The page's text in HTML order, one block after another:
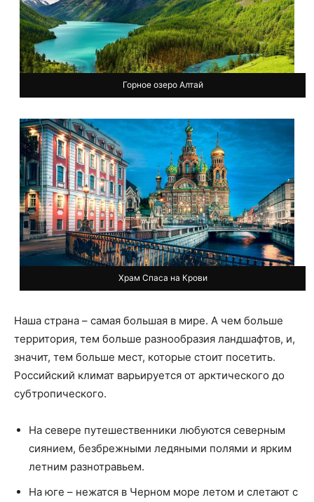
Горное озеро Алтай
Храм Спаса на Крови
Наша страна – самая большая в мире. А чем больше
территория, тем больше разнообразия ландшафтов, и,
значит, тем больше мест, которые стоит посетить.
Российский климат варьируется от арктического до
субтропического.
На севере путешественники любуются северным
сиянием, безбрежными ледяными полями и ярким
летним разнотравьем.
На юге – нежатся в Черном море летом и слетают с